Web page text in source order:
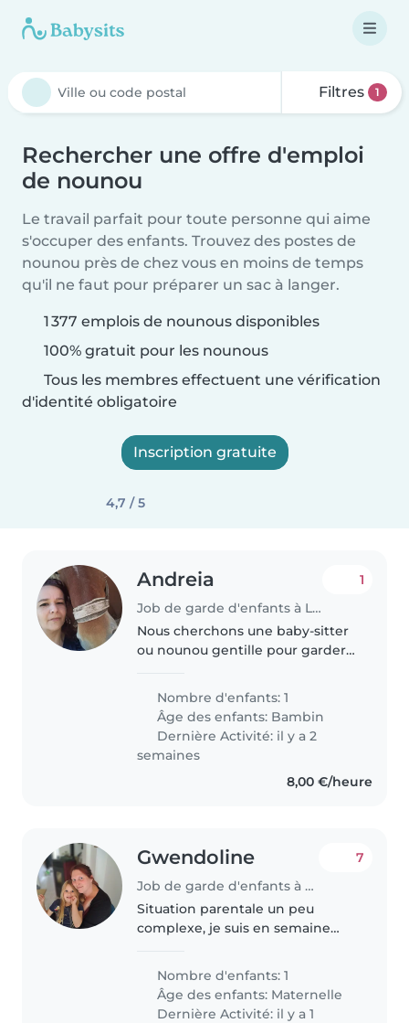
Filtres 1
Rechercher une offre d'emploi
de nounou
Le travail parfait pour toute personne qui aime
s'occuper des enfants. Trouvez des postes de
nounou près de chez vous en moins de temps
qu'il ne faut pour préparer un sac à langer.
1 377 emplois de nounous disponibles
100% gratuit pour les nounous
Tous les membres effectuent une vérification
d'identité obligatoire
Inscription gratuite
4,7 / 5
Andreia
Job de garde d'enfants à La Garde-Freinet
1
Nous cherchons une baby-sitter
ou nounou gentille pour garder
pleine d'énergie. Disponible à
partir de 6h30, les jeudi vendredi
et 7h le mercredi..
Nombre d'enfants: 1
Âge des enfants: Bambin
Dernière Activité: il y a 2
semaines
8,00 €/heure
Gwendoline
Job de garde d'enfants à Sedan
7
Situation parentale un peu
complexe, je suis en semaine
Nous avons 3 chats et 1 chien. Je
cherche donc quelqu'un de..
Nombre d'enfants: 1
Âge des enfants: Maternelle
Dernière Activité: il y a 1